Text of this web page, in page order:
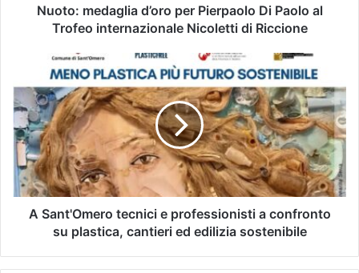
Nuoto: medaglia d’oro per Pierpaolo Di Paolo al
Trofeo internazionale Nicoletti di Riccione
A Sant'Omero tecnici e professionisti a confronto
su plastica, cantieri ed edilizia sostenibile